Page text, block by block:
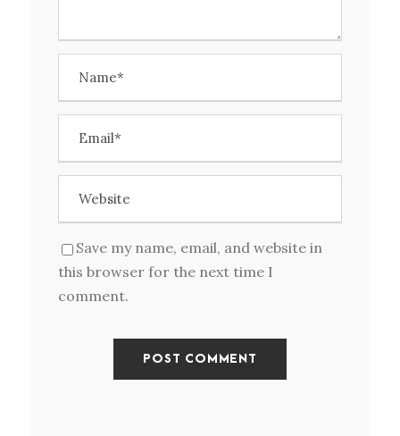
Save my name, email, and website in
this browser for the next time I
comment.